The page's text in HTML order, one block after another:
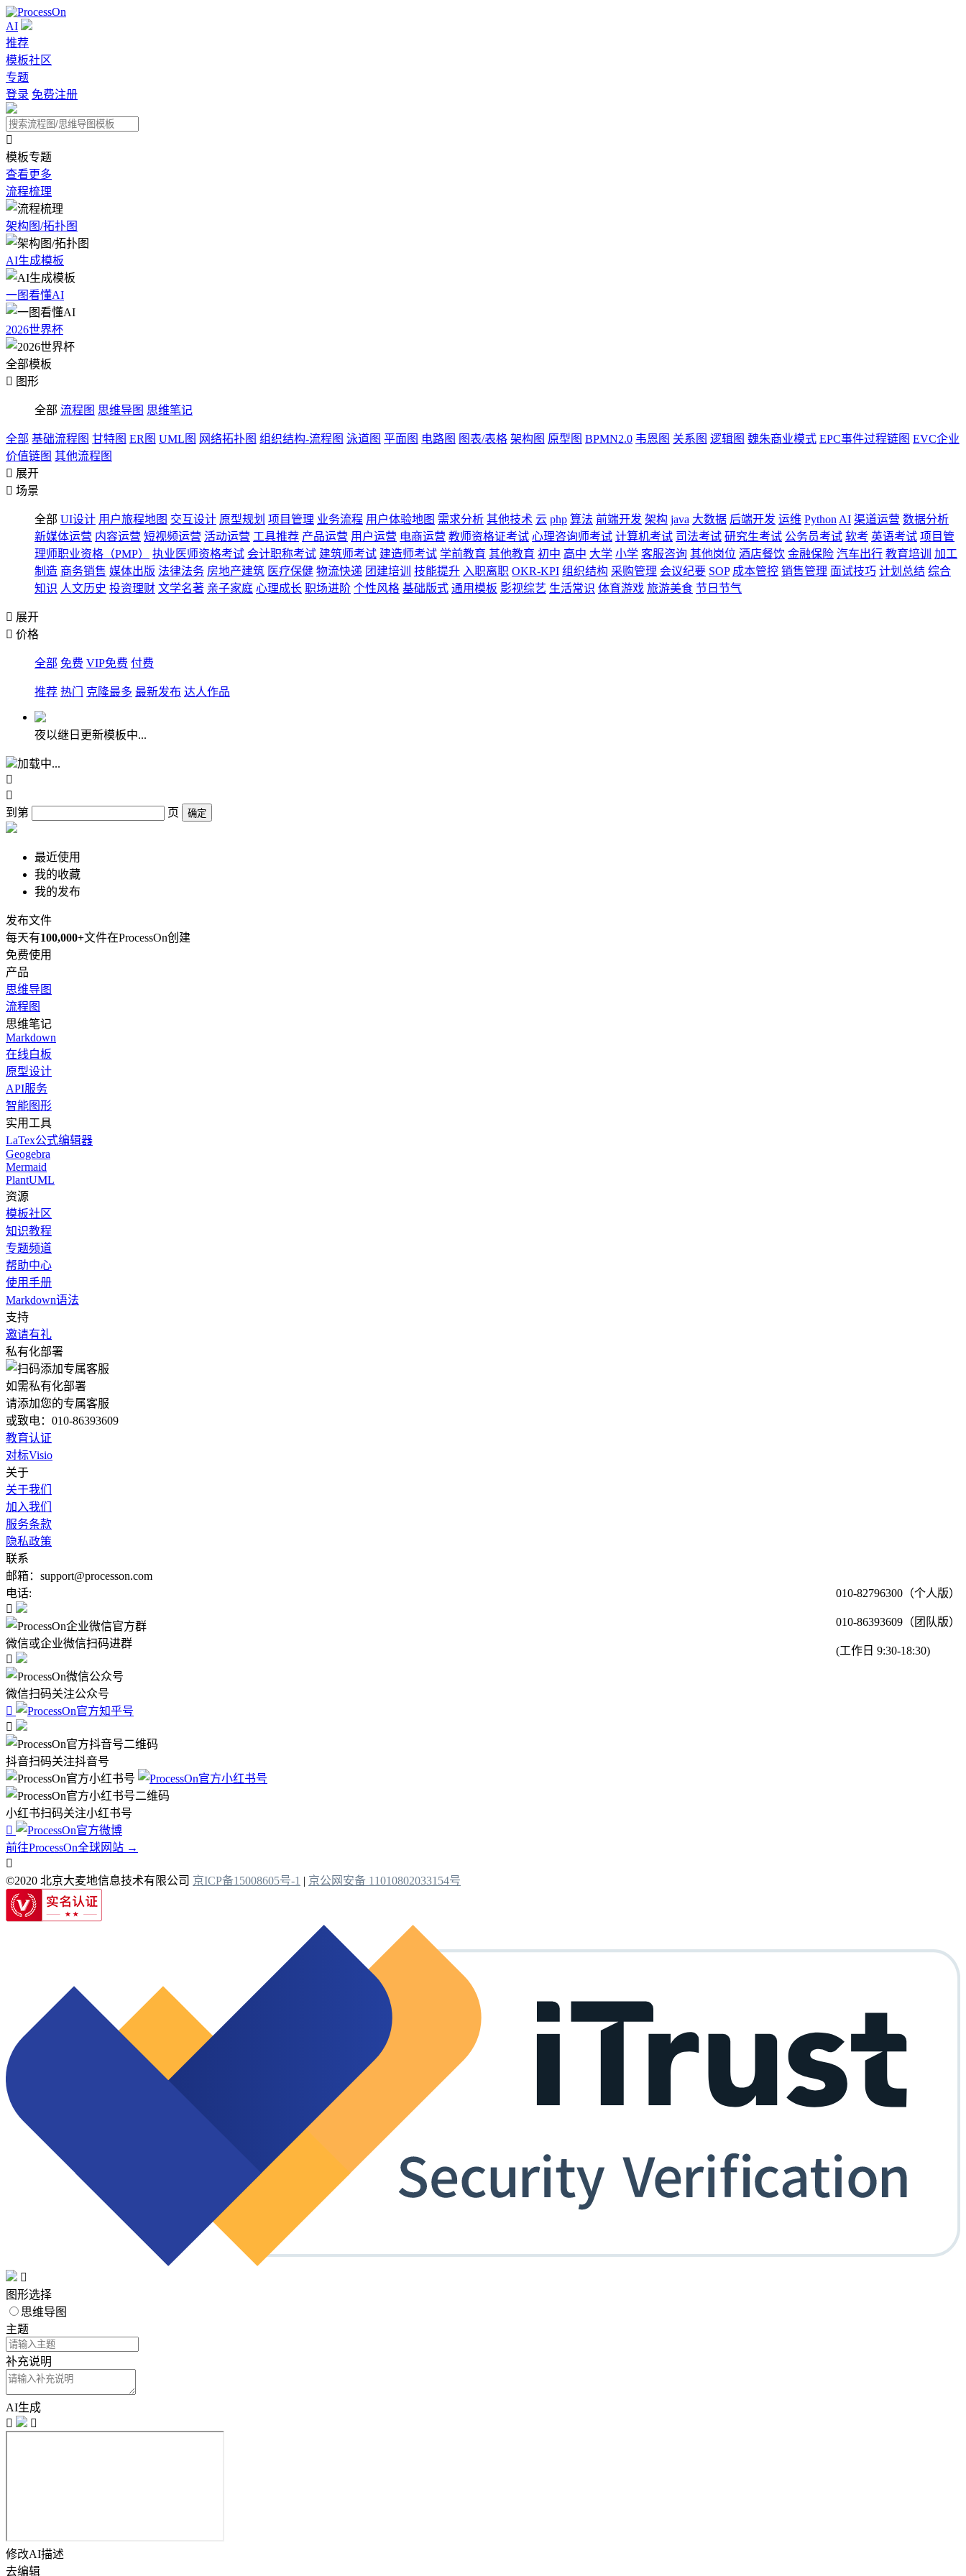
AI
推荐
模板社区
专题
登录 免费注册

模板专题
查看更多
流程梳理
架构图/拓扑图
AI生成模板
一图看懂AI
2026世界杯
全部模板
 图形
全部 流程图 思维导图 思维笔记
全部 基础流程图 甘特图 ER图 UML图 网络拓扑图 组织结构-流程图 泳道图 平面图 电路图 图表/表格 架构图 原型图 BPMN2.0 韦恩图 关系图 逻辑图 魏朱商业模式 EPC事件过程链图 EVC企业
价值链图 其他流程图
 展开
 场景
全部 UI设计 用户旅程地图 交互设计 原型规划 项目管理 业务流程 用户体验地图 需求分析 其他技术 云 php 算法 前端开发 架构 java 大数据 后端开发 运维 Python AI 渠道运营 数据分析
新媒体运营 内容运营 短视频运营 活动运营 工具推荐 产品运营 用户运营 电商运营 教师资格证考试 心理咨询师考试 计算机考试 司法考试 研究生考试 公务员考试 软考 英语考试 项目管
理师职业资格（PMP）
执业医师资格考试 会计职称考试 建筑师考试 建造师考试 学前教育 其他教育 初中 高中 大学 小学 客服咨询 其他岗位 酒店餐饮 金融保险 汽车出行 教育培训
加工
制造 商务销售 媒体出版 法律法务 房地产建筑 医疗保健 物流快递 团建培训 技能提升 入职离职 OKR-KPI 组织结构 采购管理 会议纪要 SOP 成本管控 销售管理 面试技巧 计划总结 综合
知识 人文历史 投资理财 文学名著 亲子家庭 心理成长 职场进阶 个性风格 基础版式 通用模板 影视综艺 生活常识 体育游戏 旅游美食 节日节气
 展开
 价格
全部 免费 VIP免费 付费
推荐 热门 克隆最多 最新发布 达人作品
夜以继日更新模板中...
加载中...


到第
页 确定
最近使用
我的收藏
我的发布
发布文件
每天有100,000+文件在ProcessOn创建
免费使用
产品
思维导图
流程图
思维笔记
Markdown
在线白板
原型设计
API服务
智能图形
实用工具
LaTex公式编辑器
Geogebra
Mermaid
PlantUML
资源
模板社区
知识教程
专题频道
帮助中心
使用手册
Markdown语法
支持
邀请有礼
私有化部署
如需私有化部署
请添加您的专属客服
或致电：010-86393609
教育认证
对标Visio
关于
关于我们
加入我们
服务条款
隐私政策
联系
邮箱：support@processon.com
电话:
010-82796300（个人版）
010-86393609（团队版）
(工作日 9:30-18:30)

微信或企业微信扫码进群

微信扫码关注公众号


抖音扫码关注抖音号
小红书扫码关注小红书号

前往ProcessOn全球网站 →

©2020 北京大麦地信息技术有限公司 京ICP备15008605号-1 | 京公网安备 11010802033154号

图形选择
思维导图
主题
补充说明
AI生成


修改AI描述
去编辑